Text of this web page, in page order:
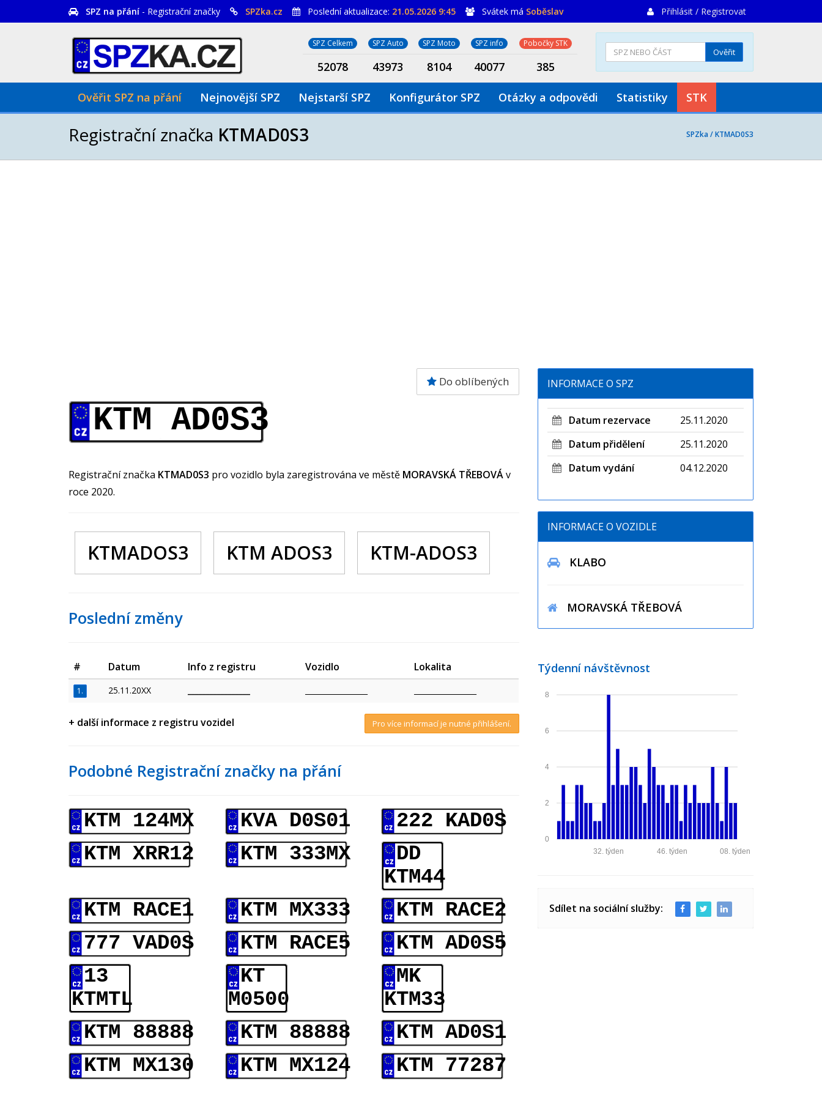
SPZ na přání - Registrační značky SPZka.cz Poslední aktualizace: 21.05.2026 9:45 Svátek má Soběslav Přihlásit / Registrovat
SPZ Celkem SPZ Auto SPZ Moto SPZ info Pobočky STK
52078 43973 8104 40077 385
Ověřit
Ověřit SPZ na přání Nejnovější SPZ Nejstarší SPZ Konfigurátor SPZ Otázky a odpovědi Statistiky STK
Registrační značka KTMAD0S3 SPZka /KTMAD0S3
Do oblíbených
KTM AD0S3
Registrační značka KTMAD0S3 pro vozidlo byla zaregistrována ve městě MORAVSKÁ TŘEBOVÁv
roce 2020.
KTMADOS3 KTM ADOS3 KTM-ADOS3
Poslední změny
# Datum Info z registru Vozidlo Lokalita
1. 25.11.20XX
+ další informace z registru vozidel Pro více informací je nutné přihlášení.
Podobné Registrační značky na přání
KTM 124MX KVA D0S01
222 KAD0S
KTM XRR12
KTM 333MX
DD
KTM44
KTM RACE1
KTM MX333
KTM RACE2
777 VAD0S
KTM RACE5
KTM AD0S5
13
KTMTL
KT
M0500
MK
KTM33
KTM 88888
KTM 88888
KTM AD0S1
KTM MX130
KTM MX124 KTM 77287
INFORMACE O SPZ
Datum rezervace
25.11.2020
Datum přidělení
25.11.2020
Datum vydání
04.12.2020
INFORMACE O VOZIDLE
KLABO
MORAVSKÁ TŘEBOVÁ
Týdenní návštěvnost
0
2
4
6
8
08. týden
46. týden
32. týden
Sdílet na sociální služby: